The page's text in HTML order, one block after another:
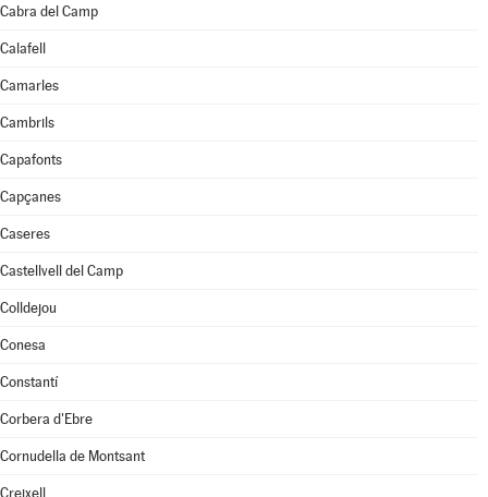
Cabra del Camp
Calafell
Camarles
Cambrils
Capafonts
Capçanes
Caseres
Castellvell del Camp
Colldejou
Conesa
Constantí
Corbera d'Ebre
Cornudella de Montsant
Creixell